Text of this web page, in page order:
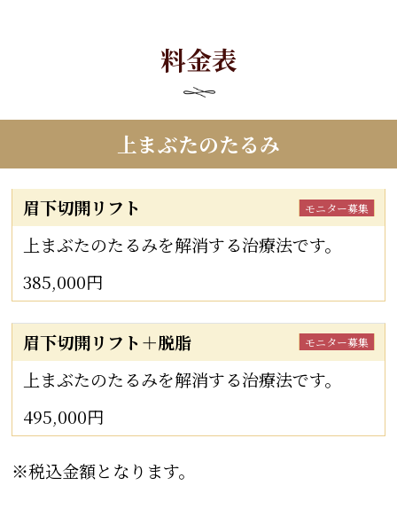
料金表
上まぶたのたるみ
眉下切開リフト
上まぶたのたるみを解消する治療法です。
385,000円
モニター募集
眉下切開リフト＋脱脂
上まぶたのたるみを解消する治療法です。
495,000円
モニター募集
※税込金額となります。